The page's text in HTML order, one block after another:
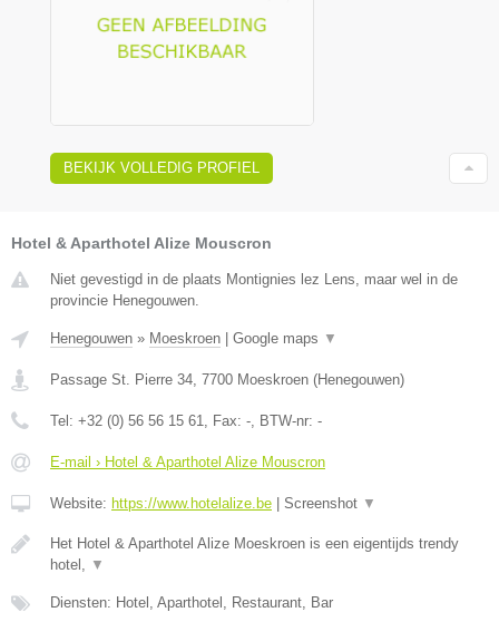
BEKIJK VOLLEDIG PROFIEL
Hotel & Aparthotel Alize Mouscron
Niet gevestigd in de plaats Montignies lez Lens, maar wel in de
provincie Henegouwen.
Henegouwen » Moeskroen Google maps ▼
Passage St. Pierre 34, 7700 Moeskroen (Henegouwen)
Tel: +32 (0) 56 56 15 61, Fax: -, BTW-nr: -
E-mail › Hotel & Aparthotel Alize Mouscron
Website: https://www.hotelalize.be Screenshot ▼
Het Hotel & Aparthotel Alize Moeskroen is een eigentijds trendy
hotel, ▼
Diensten: Hotel, Aparthotel, Restaurant, Bar